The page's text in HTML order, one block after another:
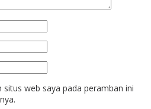
web saya pada peramban ini